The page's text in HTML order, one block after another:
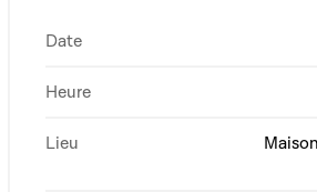
Date
Heure
Lieu